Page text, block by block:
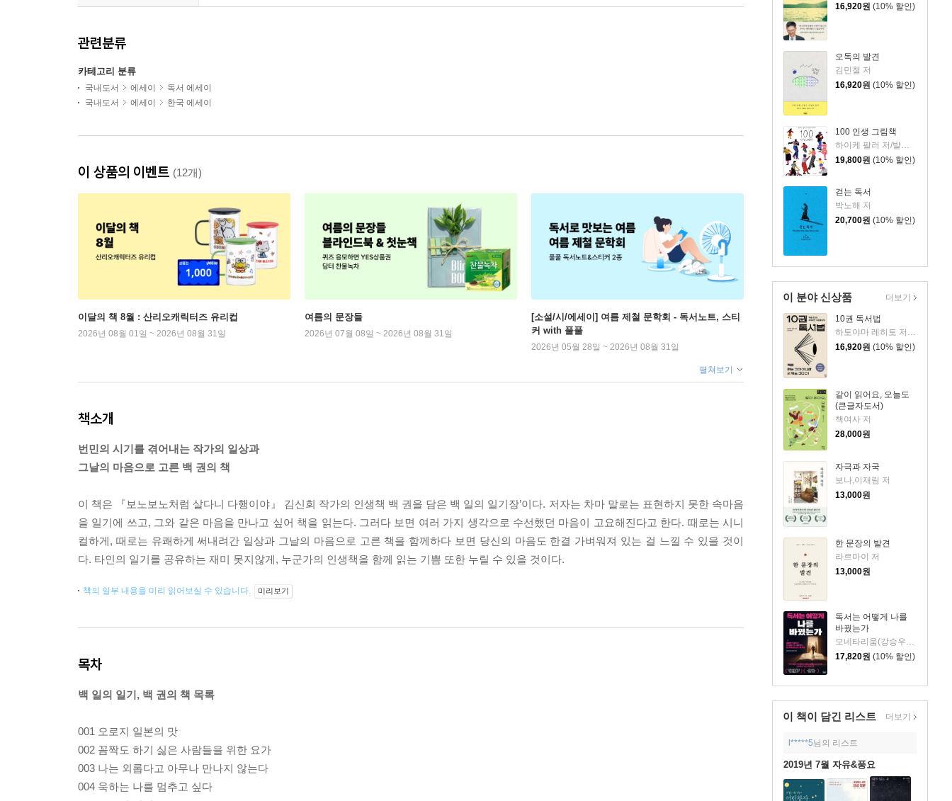
16,920원 (10% 할인)
오독의 발견
김민철 저
16,920원 (10% 할인)
100 인생 그림책
하이케 팔러 저/발레리오 비달리 그림/김서정 역
19,800원 (10% 할인)
걷는 독서
박노해 저
20,700원 (10% 할인)
이 분야 신상품
10권 독서법
16,920원 (10% 할인)
같이 읽어요, 오늘도
(큰글자도서)
책여사 저
28,000원
자극과 자국
보나,이재림 저
13,000원
한 문장의 발견
라르마이 저
13,000원
독서는 어떻게 나를
바꿨는가
모네타리움(강승우) 저
17,820원 (10% 할인)
더보기
이 책이 담긴 리스트 더보기
l*****5님의 리스트
2019년 7월 자유&풍요
관련분류
카테고리 분류
국내도서 에세이
독서 에세이
국내도서
에세이 한국 에세이
이 상품의 이벤트 (12개)
이달의 책 8월 : 산리오캐릭터즈 유리컵
2026년 08월 01일 ~ 2026년 08월 31일
여름의 문장들
2026년 07월 08일 ~ 2026년 08월 31일
[소설/시/에세이] 여름 제철 문학회 - 독서노트, 스티
커 with 풀풀
2026년 05월 28일 ~ 2026년 08월 31일
펼쳐보기
책소개
번민의 시기를 겪어내는 작가의 일상과
그날의 마음으로 고른 백 권의 책
이 책은 『보노보노처럼 살다니 다행이야』 김신회 작가의 인생책 백 권을 담은 백 일의 일기장’이다. 저자는 차마 말로는 표현하지 못한 속마음
을 일기에 쓰고, 그와 같은 마음을 만나고 싶어 책을 읽는다. 그러다 보면 여러 가지 생각으로 수선했던 마음이 고요해진다고 한다. 때로는 시니
컬하게, 때로는 유쾌하게 써내려간 일상과 그날의 마음으로 고른 책을 함께하다 보면 당신의 마음도 한결 가벼워져 있는 걸 느낄 수 있을 것이
다. 타인의 일기를 공유하는 재미 못지않게, 누군가의 인생책을 함께 읽는 기쁨 또한 누릴 수 있을 것이다.
책의 일부 내용을 미리 읽어보실 수 있습니다. 미리보기
목차
백 일의 일기, 백 권의 책 목록
001 오로지 일본의 맛
002 꼼짝도 하기 싫은 사람들을 위한 요가
003 나는 외롭다고 아무나 만나지 않는다
004 욱하는 나를 멈추고 싶다